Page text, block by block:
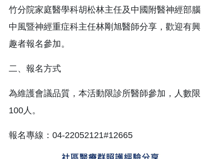
竹分院家庭醫學科胡松林主任及中國附醫神經部腦
中風暨神經重症科主任林剛旭醫師分享，歡迎有興
趣者報名參加。
二、報名方式
為維護會議品質，本活動限診所醫師參加，人數限
100人。
報名專線：04-22052121#12665